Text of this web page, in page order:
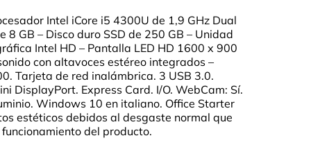
Intel iCore i5 4300U de 1,9 GHz Dual
8 GB – Disco duro SSD de 250 GB – Unidad
Intel HD – Pantalla LED HD 1600 x 900
con altavoces estéreo integrados –
Tarjeta de red inalámbrica. 3 USB 3.0.
DisplayPort. Express Card. I/O. WebCam: Sí.
Windows 10 en italiano. Office Starter
estéticos debidos al desgaste normal que
del producto.